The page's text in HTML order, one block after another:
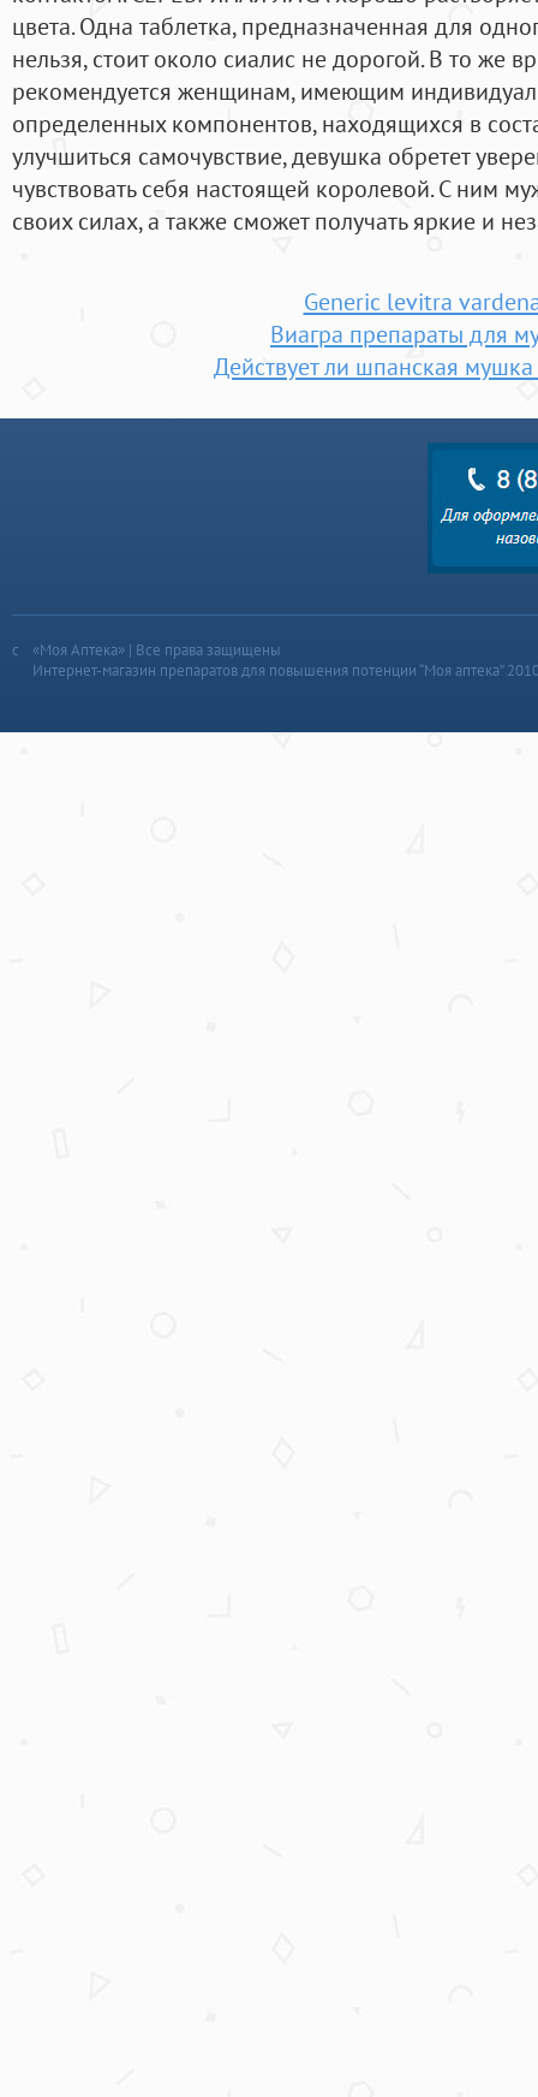
цвета. Одна таблетка, предназначенная для
нельзя, стоит около сиалис не дорогой. В то же
рекомендуется женщинам, имеющим
определенных компонентов, находящихся в
улучшиться самочувствие, девушка обретет
чувствовать себя настоящей королевой. С ним
своих силах, а также сможет получать яркие и
Generic levitra
Виагра препараты для
Действует ли шпанская
«Моя Аптека» | Все права защищены
Интернет-магазин препаратов для повышения потенции “Моя аптека”